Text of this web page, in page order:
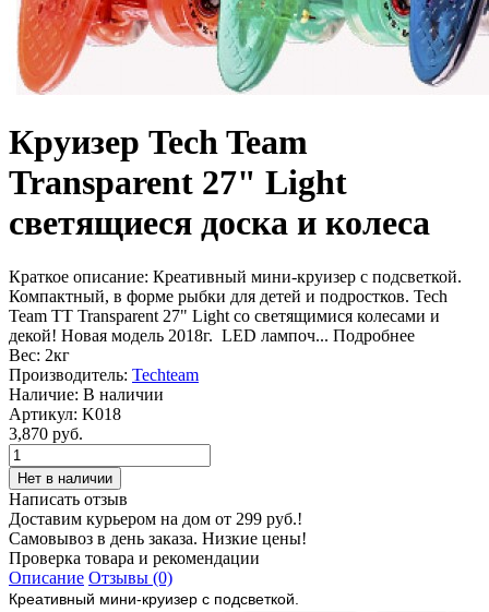
Круизер Tech Team
Transparent 27" Light
светящиеся доска и колеса
Краткое описание: Креативный мини-круизер с подсветкой.
Компактный, в форме рыбки для детей и подростков. Tech
Team TT Transparent 27" Light со светящимися колесами и
декой! Новая модель 2018г. LED лампоч... Подробнее
Вес: 2кг
Производитель: Techteam
Наличие: В наличии
Артикул: K018
3,870 руб.
Написать отзыв
Доставим курьером на дом от 299 руб.!
Самовывоз в день заказа. Низкие цены!
Проверка товара и рекомендации
Описание Отзывы (0)
Креативный мини-круизер с подсветкой.